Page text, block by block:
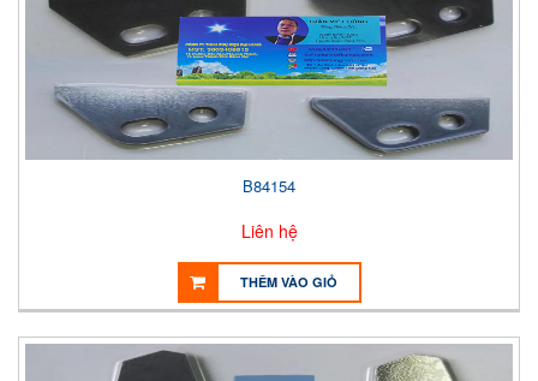
B84154
Liên hệ
THÊM VÀO GIỎ